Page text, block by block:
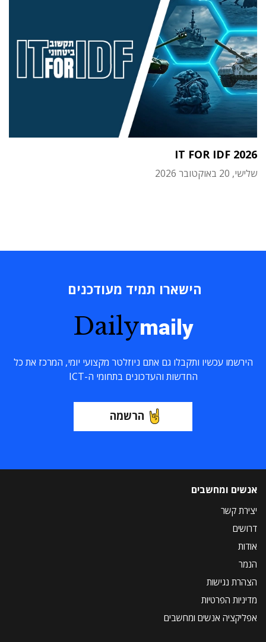
IT FOR IDF 2026
שלישי, 20 באוקטובר 2026
הישארו תמיד מעודכנים
Dailymaily
הירשמו עכשיו ותקבלו גם אתם ניוזלטר מקצועי יומי, המרכז את כל
החדשות והעדכונים בתחומי ה-ICT
הרשמה
אנשים ומחשבים
יצירת קשר
דרושים
אודות
הנמר
הצהרת נגישות
מדיניות הפרטיות
אפליקציה אנשים ומחשבים